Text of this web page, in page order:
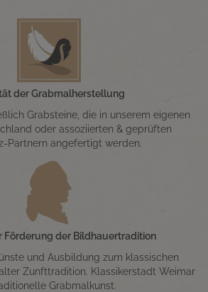
der Grabmalherstellung
Grabsteine, die in unserem eigenen
oder assoziierten & geprüften
Partnern angefertigt werden.
Förderung der Bildhauertradition
und Ausbildung zum klassischen
Zunfttradition. Klassikerstadt Weimar
Grabmalkunst.